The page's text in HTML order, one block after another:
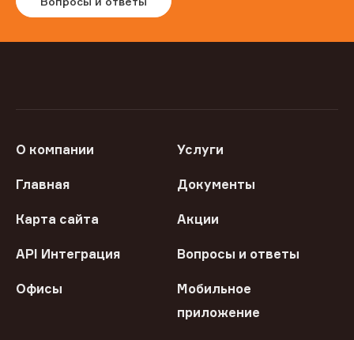
О компании Услуги
Главная Документы
Карта сайта Акции
API Интеграция Вопросы и ответы
Офисы
Мобильное
приложение